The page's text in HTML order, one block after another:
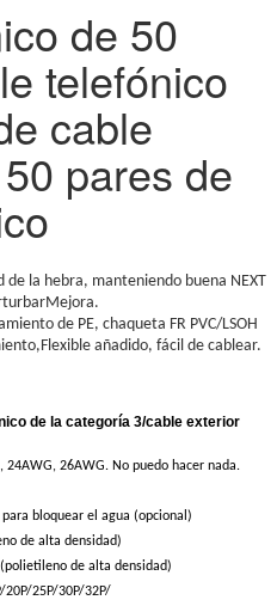
de 50
telefónico
cable
pares de
la hebra, manteniendo buena NEXT
Mejora.
de PE, chaqueta FR PVC/LSOH
Flexible añadido, fácil de cablear.
de la categoría 3/cable exterior
26AWG. No puedo hacer nada.
bloquear el agua (opcional)
de alta densidad)
de alta densidad)
20P/25P/30P/32P/